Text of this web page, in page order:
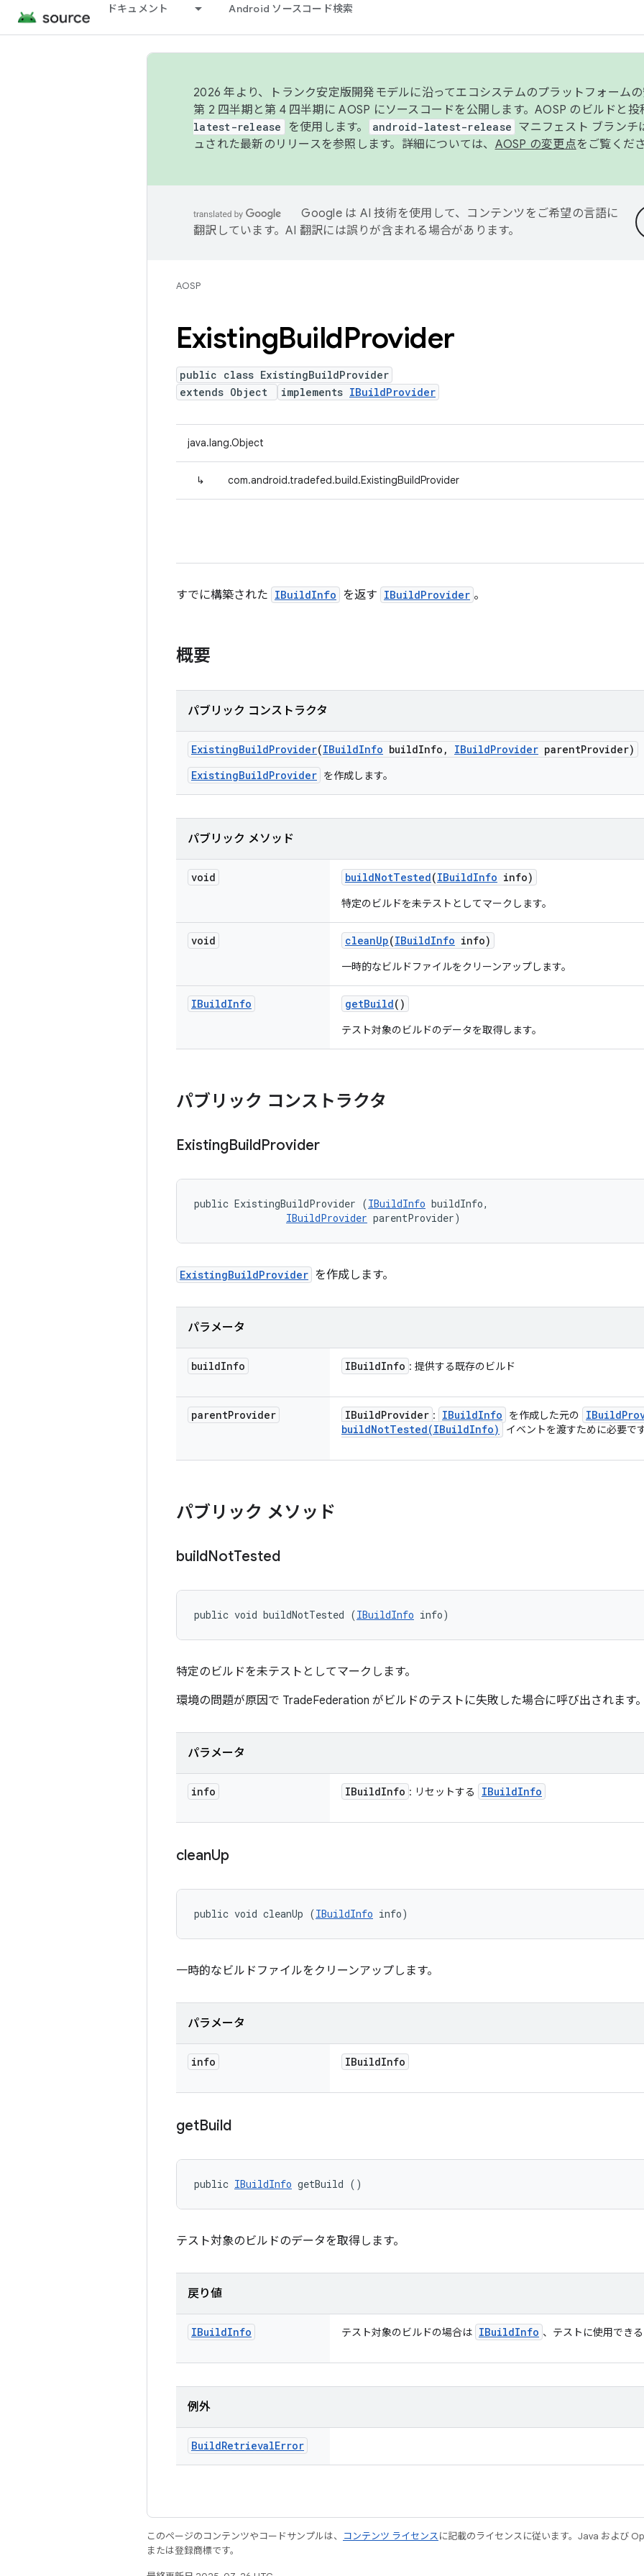
ドキュメント Android ソースコード検索
2026 年より、トランク安定版開発モデルに沿ってエコシステムのプラットフォーム
第 2 四半期と第 4 四半期に AOSP にソースコードを公開します。AOSP のビルドと投
latest-release を使用します。 android-latest-release マニフェスト ブランチ
ュされた最新のリリースを参照します。詳細については、 AOSP の変更点をご覧くだ
Google は AI 技術を使用して、コンテンツをご希望の言語に
翻訳しています。AI 翻訳には誤りが含まれる場合があります。
AOSP
ExistingBuildProvider
public class ExistingBuildProvider
extends Object
implements IBuildProvider
java.lang.Object
↳ com.android.tradefed.build.ExistingBuildProvider
すでに構築された IBuildInfo を返す IBuildProvider 。
概要
パブリック コンストラクタ
ExistingBuildProvider(IBuildInfo buildInfo , IBuildProvider parentProvider)
ExistingBuildProvider を作成します。
パブリック メソッド
void buildNotTested(IBuildInfo info)
特定のビルドを未テストとしてマークします。
void cleanUp(IBuildInfo info)
一時的なビルドファイルをクリーンアップします。
IBuildInfo getBuild()
テスト対象のビルドのデータを取得します。
パブリック コンストラクタ
ExistingBuildProvider
public ExistingBuildProvider (IBuildInfo buildInfo,
IBuildProvider parentProvider)
ExistingBuildProvider を作成します。
パラメータ
buildInfo IBuildInfo : 提供する既存のビルド
parentProvider IBuildProvider : IBuildInfo を作成した元の IBuild
buildNotTested(IBuildInfo) イベントを渡すために必要で
パブリック メソッド
buildNotTested
public void buildNotTested (IBuildInfo info)
特定のビルドを未テストとしてマークします。
環境の問題が原因で TradeFederation がビルドのテストに失敗した場合に呼び出されます
パラメータ
info IBuildInfo : リセットする IBuildInfo
cleanUp
public void cleanUp (IBuildInfo info)
一時的なビルドファイルをクリーンアップします。
パラメータ
info IBuildInfo
getBuild
public IBuildInfo getBuild ()
テスト対象のビルドのデータを取得します。
戻り値
IBuildInfo テスト対象のビルドの場合は IBuildInfo 、テストに使用でき
例外
BuildRetrievalError
このページのコンテンツやコードサンプルは、 コンテンツ ライセンスに記載のライセンスに従います。Java および
または登録商標です。